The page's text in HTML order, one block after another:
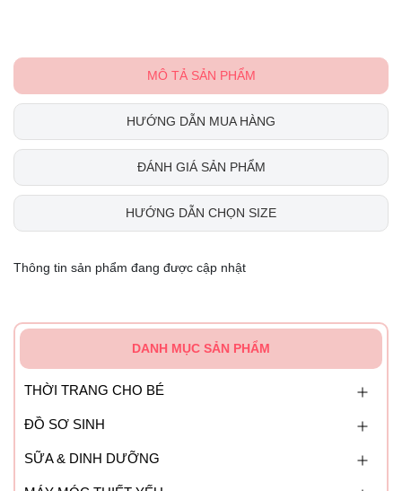
MÔ TẢ SẢN PHẨM
HƯỚNG DẪN MUA HÀNG
ĐÁNH GIÁ SẢN PHẨM
HƯỚNG DẪN CHỌN SIZE
Thông tin sản phẩm đang được cập nhật
DANH MỤC SẢN PHẨM
THỜI TRANG CHO BÉ
ĐỒ SƠ SINH
SỮA & DINH DƯỠNG